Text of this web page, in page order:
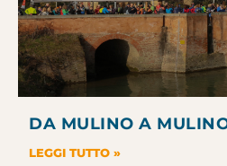
DA MULINO A
LEGGI TUTTO »